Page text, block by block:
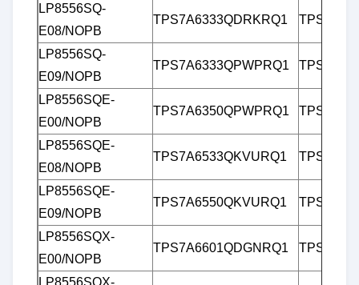
LP8556SQ-
E08/NOPB
TPS7A6333QDRKRQ1
LP8556SQ-
E09/NOPB
TPS7A6333QPWPRQ1
LP8556SQE-
E00/NOPB
TPS7A6350QPWPRQ1
LP8556SQE-
E08/NOPB
TPS7A6533QKVURQ1
LP8556SQE-
E09/NOPB
TPS7A6550QKVURQ1
LP8556SQX-
E00/NOPB
TPS7A6601QDGNRQ1
LP8556SQX-